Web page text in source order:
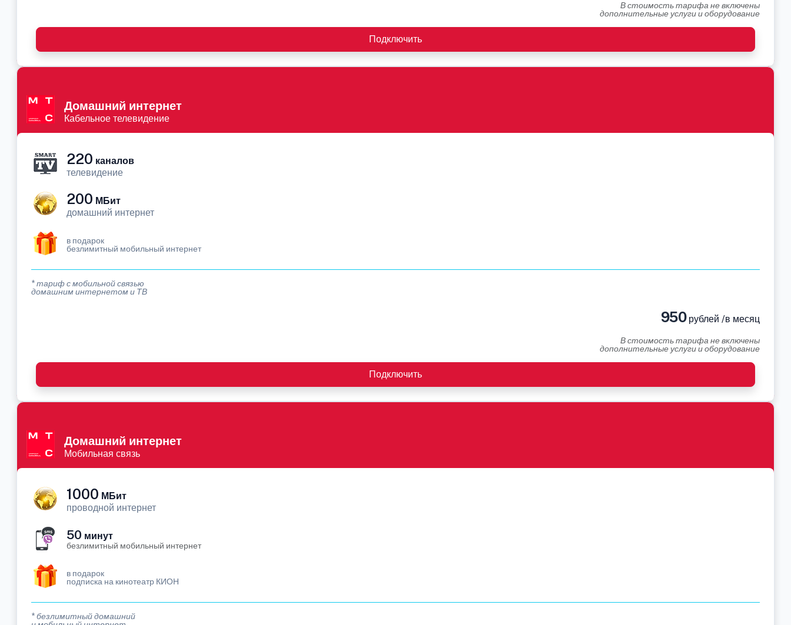
В стоимость тарифа не включены
дополнительные услуги и оборудование
Подключить
Домашний интернет
Кабельное телевидение
220 каналов
телевидение
200 МБит
домашний интернет
в подарок
безлимитный мобильный интернет
* тариф с мобильной связью
домашним интернетом и ТВ
950рублей /в месяц
В стоимость тарифа не включены
дополнительные услуги и оборудование
Подключить
Домашний интернет
Мобильная связь
1000 МБит
проводной интернет
50 минут
безлимитный мобильный интернет
в подарок
подписка на кинотеатр КИОН
* безлимитный домашний